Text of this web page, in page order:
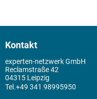
Kontakt
experten-netzwerk GmbH
Reclamstraße 42
04315 Leipzig
+49 341 98995950